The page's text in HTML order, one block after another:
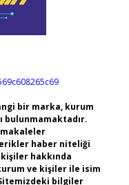
bir marka, kurum
bulunmamaktadır.
makaleler
haber niteliği
hakkında
ve kişiler ile isim
bilgiler